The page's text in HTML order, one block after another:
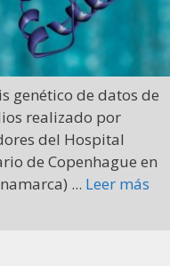
ensayo clínico de una
utilizando ADN
mediante
‘in vivo’, se
...Leer más